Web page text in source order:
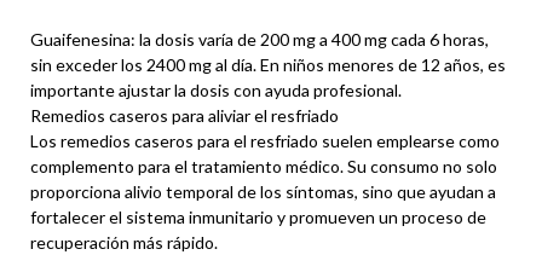
Guaifenesina: la dosis varía de 200 mg a 400 mg cada 6 horas,
sin exceder los 2400 mg al día. En niños menores de 12 años, es
importante ajustar la dosis con ayuda profesional.
Remedios caseros para aliviar el resfriado
Los remedios caseros para el resfriado suelen emplearse como
complemento para el tratamiento médico. Su consumo no solo
proporciona alivio temporal de los síntomas, sino que ayudan a
fortalecer el sistema inmunitario y promueven un proceso de
recuperación más rápido.